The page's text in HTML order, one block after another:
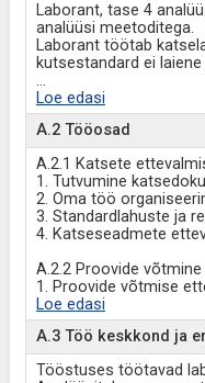
Laborant, tase 4
analüüsi meetoditega.
Laborant töötab
kutsestandard ei
...
Loe edasi
A.2 Tööosad
A.2.1 Katsete
1. Tutvumine
2. Oma töö
3. Standardlahuste ja
4. Katseseadmete
A.2.2 Proovide
1. Proovide võtmise
Loe edasi
A.3 Töö keskkond ja
Tööstuses töötavad